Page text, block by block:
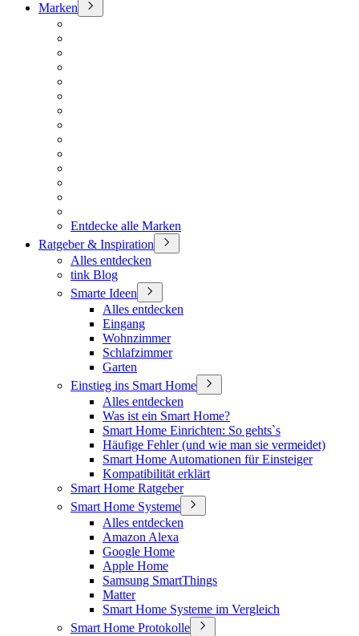
Marken
Entdecke alle Marken
Ratgeber & Inspiration
Alles entdecken
tink Blog
Smarte Ideen
Alles entdecken
Eingang
Wohnzimmer
Schlafzimmer
Garten
Einstieg ins Smart Home
Alles entdecken
Was ist ein Smart Home?
Smart Home Einrichten: So gehts`s
Häufige Fehler (und wie man sie vermeidet)
Smart Home Automationen für Einsteiger
Kompatibilität erklärt
Smart Home Ratgeber
Smart Home Systeme
Alles entdecken
Amazon Alexa
Google Home
Apple Home
Samsung SmartThings
Matter
Smart Home Systeme im Vergleich
Smart Home Protokolle